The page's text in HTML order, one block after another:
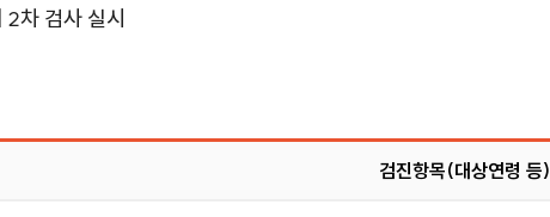
차 검사 실시
검진항목(대상연령 등)